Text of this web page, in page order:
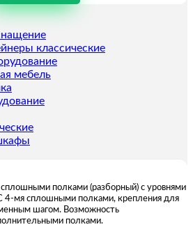
классические
мебель
полками (разборный) с уровнями
мя сплошными полками, крепления для
шагом. Возможность
полками.